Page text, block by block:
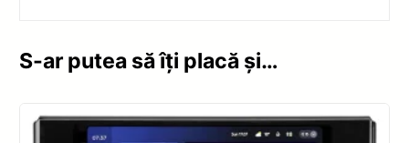
S-ar putea să îți placă și…